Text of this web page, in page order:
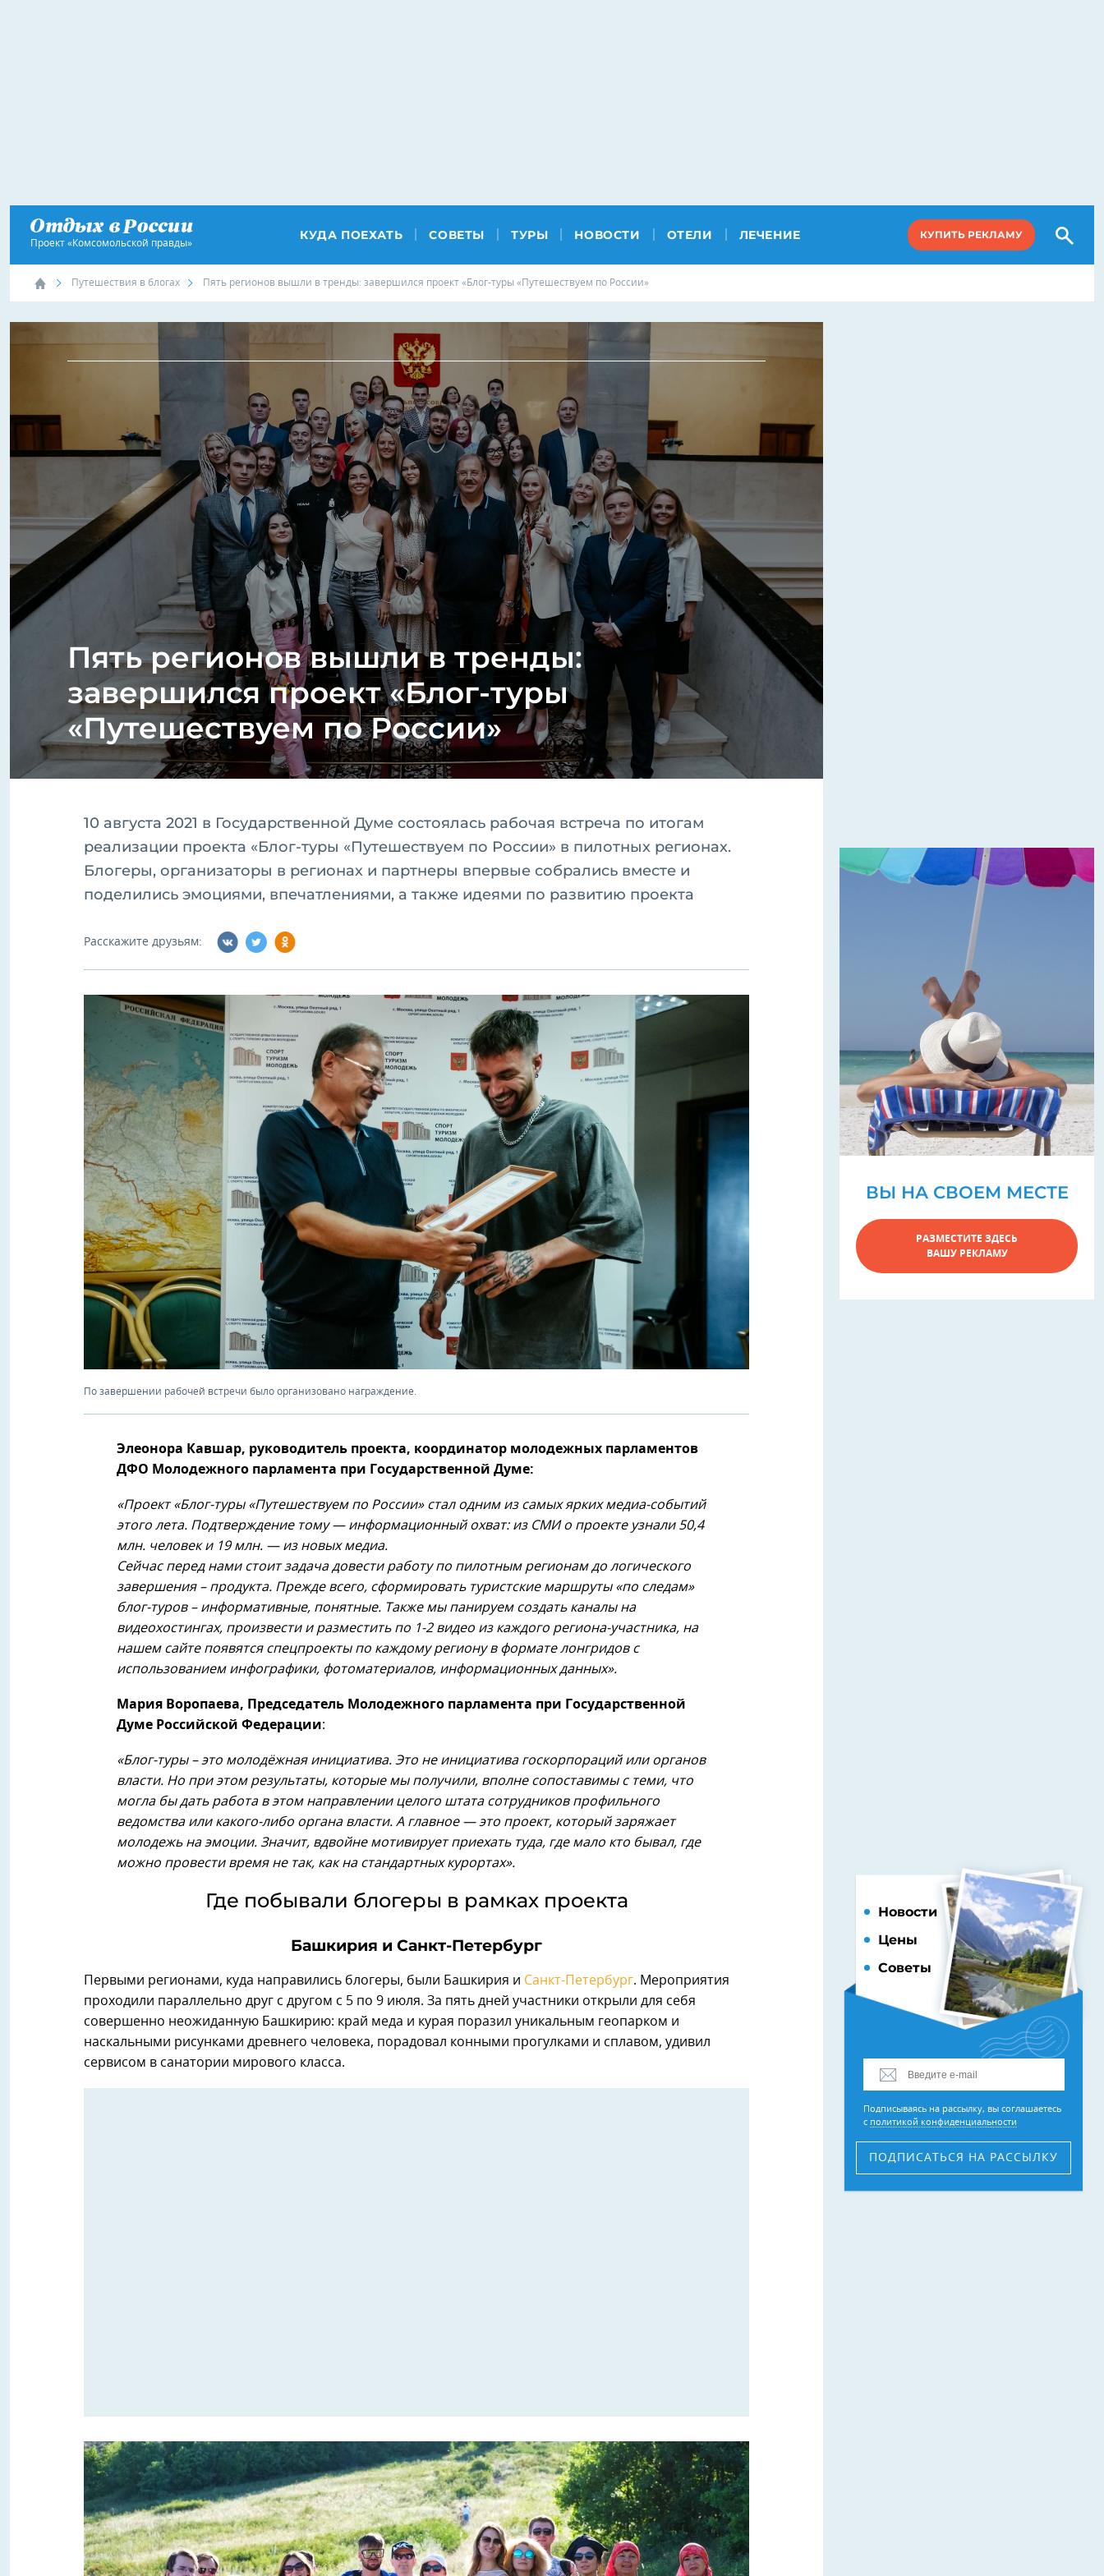
Проект «Комсомольской правды»
КУДА ПОЕХАТЬ СОВЕТЫ ТУРЫ НОВОСТИ ОТЕЛИ ЛЕЧЕНИЕ КУПИТЬ РЕКЛАМУ
Путешествия в блогах Пять регионов вышли в тренды: завершился проект «Блог-туры «Путешествуем по России»
Пять регионов вышли в тренды:
завершился проект «Блог-туры
«Путешествуем по России»
10 августа 2021 в Государственной Думе состоялась рабочая встреча по итогам
реализации проекта «Блог-туры «Путешествуем по России» в пилотных регионах.
Блогеры, организаторы в регионах и партнеры впервые собрались вместе и
поделились эмоциями, впечатлениями, а также идеями по развитию проекта
Расскажите друзьям:
По завершении рабочей встречи было организовано награждение.
Элеонора Кавшар, руководитель проекта, координатор молодежных парламентов
ДФО Молодежного парламента при Государственной Думе:
«Проект «Блог-туры «Путешествуем по России» стал одним из самых ярких медиа-событий
этого лета. Подтверждение тому — информационный охват: из СМИ о проекте узнали 50,4
млн. человек и 19 млн. — из новых медиа.
Сейчас перед нами стоит задача довести работу по пилотным регионам до логического
завершения – продукта. Прежде всего, сформировать туристские маршруты «по следам»
блог-туров – информативные, понятные. Также мы панируем создать каналы на
видеохостингах, произвести и разместить по 1-2 видео из каждого региона-участника, на
нашем сайте появятся спецпроекты по каждому региону в формате лонгридов с
использованием инфографики, фотоматериалов, информационных данных».
Мария Воропаева, Председатель Молодежного парламента при Государственной
Думе Российской Федерации:
«Блог-туры – это молодёжная инициатива. Это не инициатива госкорпораций или органов
власти. Но при этом результаты, которые мы получили, вполне сопоставимы с теми, что
могла бы дать работа в этом направлении целого штата сотрудников профильного
ведомства или какого-либо органа власти. А главное — это проект, который заряжает
молодежь на эмоции. Значит, вдвойне мотивирует приехать туда, где мало кто бывал, где
можно провести время не так, как на стандартных курортах».
Где побывали блогеры в рамках проекта
Башкирия и Санкт-Петербург
Первыми регионами, куда направились блогеры, были Башкирия и Санкт-Петербург. Мероприятия
проходили параллельно друг с другом с 5 по 9 июля. За пять дней участники открыли для себя
совершенно неожиданную Башкирию: край меда и курая поразил уникальным геопарком и
наскальными рисунками древнего человека, порадовал конными прогулками и сплавом, удивил
сервисом в санатории мирового класса.
ВЫ НА СВОЕМ МЕСТЕ
РАЗМЕСТИТЕ ЗДЕСЬ
ВАШУ РЕКЛАМУ
Новости
Цены
Советы
Подписываясь на рассылку, вы соглашаетесь
с политикой конфиденциальности
ПОДПИСАТЬСЯ НА РАССЫЛКУ